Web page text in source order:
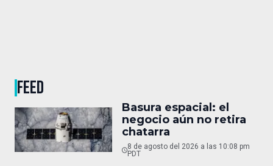
FEED
Basura espacial: el
negocio aún no retira
chatarra
8 de agosto del 2026 a las 10:08 pm
PDT